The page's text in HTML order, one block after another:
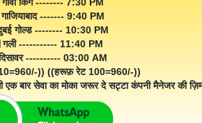
गोवा किंग -------- 7:30 PM
------- 9:40 PM
गोल्ड -------- 10:30 PM
गली ----------- 11:40 PM
---------- 03:00 AM
)) ((हरूफ़ रेट 100=960/-))
बार सेवा का मोका जरूर दे सट्टा कंपनी मैनेजर की